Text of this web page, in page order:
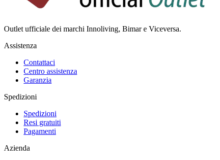
Outlet ufficiale dei marchi Innoliving, Bimar e Viceversa.
Assistenza
Contattaci
Centro assistenza
Garanzia
Spedizioni
Spedizioni
Resi gratuiti
Pagamenti
Azienda